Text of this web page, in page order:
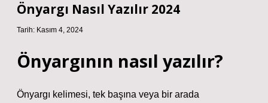
Önyargı Nasıl Yazılır 2024
Tarih: Kasım 4, 2024
Önyargının nasıl yazılır?
Önyargı kelimesi, tek başına veya bir arada